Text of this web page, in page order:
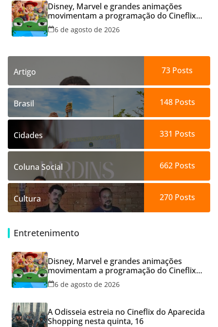
Disney, Marvel e grandes animações
movimentam a programação do Cineflix
do Aparecida Shopping
6 de agosto de 2026
Artigo 73 Posts
Brasil 148Posts
Cidades 331 Posts
Coluna Social 662Posts
Cultura 270Posts
Entretenimento
Disney, Marvel e grandes animações
movimentam a programação do Cineflix
do Aparecida Shopping
6 de agosto de 2026
A Odisseia estreia no Cineflix do Aparecida
Shopping nesta quinta, 16